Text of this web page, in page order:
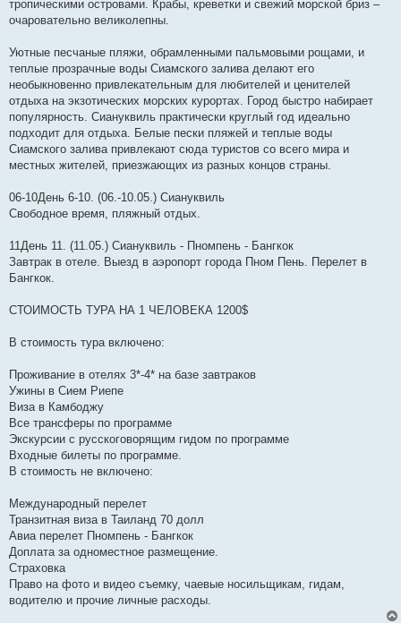
тропическими островами. Крабы, креветки и свежий морской бриз –
очаровательно великолепны.
Уютные песчаные пляжи, обрамленными пальмовыми рощами, и
теплые прозрачные воды Сиамского залива делают его
необыкновенно привлекательным для любителей и ценителей
отдыха на экзотических морских курортах. Город быстро набирает
популярность. Сиануквиль практически круглый год идеально
подходит для отдыха. Белые пески пляжей и теплые воды
Сиамского залива привлекают сюда туристов со всего мира и
местных жителей, приезжающих из разных концов страны.
06-10День 6-10. (06.-10.05.) Сиануквиль
Свободное время, пляжный отдых.
11День 11. (11.05.) Сиануквиль - Пномпень - Бангкок
Завтрак в отеле. Выезд в аэропорт города Пном Пень. Перелет в
Бангкок.
СТОИМОСТЬ ТУРА НА 1 ЧЕЛОВЕКА 1200$
В стоимость тура включено:
Проживание в отелях 3*-4* на базе завтраков
Ужины в Сием Риепе
Виза в Камбоджу
Все трансферы по программе
Экскурсии с русскоговорящим гидом по программе
Входные билеты по программе.
В стоимость не включено:
Международный перелет
Транзитная виза в Таиланд 70 долл
Авиа перелет Пномпень - Бангкок
Доплата за одноместное размещение.
Страховка
Право на фото и видео съемку, чаевые носильщикам, гидам,
водителю и прочие личные расходы.